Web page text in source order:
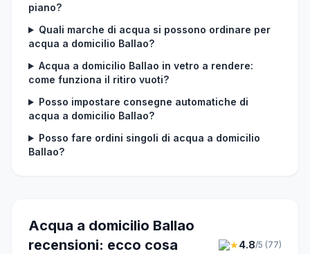
piano?
Quali marche di acqua si possono ordinare per
acqua a domicilio Ballao?
Acqua a domicilio Ballao in vetro a rendere:
come funziona il ritiro vuoti?
Posso impostare consegne automatiche di
acqua a domicilio Ballao?
Posso fare ordini singoli di acqua a domicilio
Ballao?
Acqua a domicilio Ballao
recensioni: ecco cosa
★4.8/5 (77)